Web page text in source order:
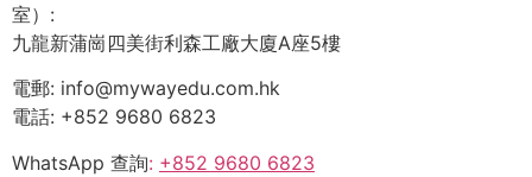
室）:
九龍新蒲崗四美街利森工廠大廈A座5樓
電郵: info@mywayedu.com.hk
電話: +852 9680 6823
WhatsApp 查詢: +852 9680 6823